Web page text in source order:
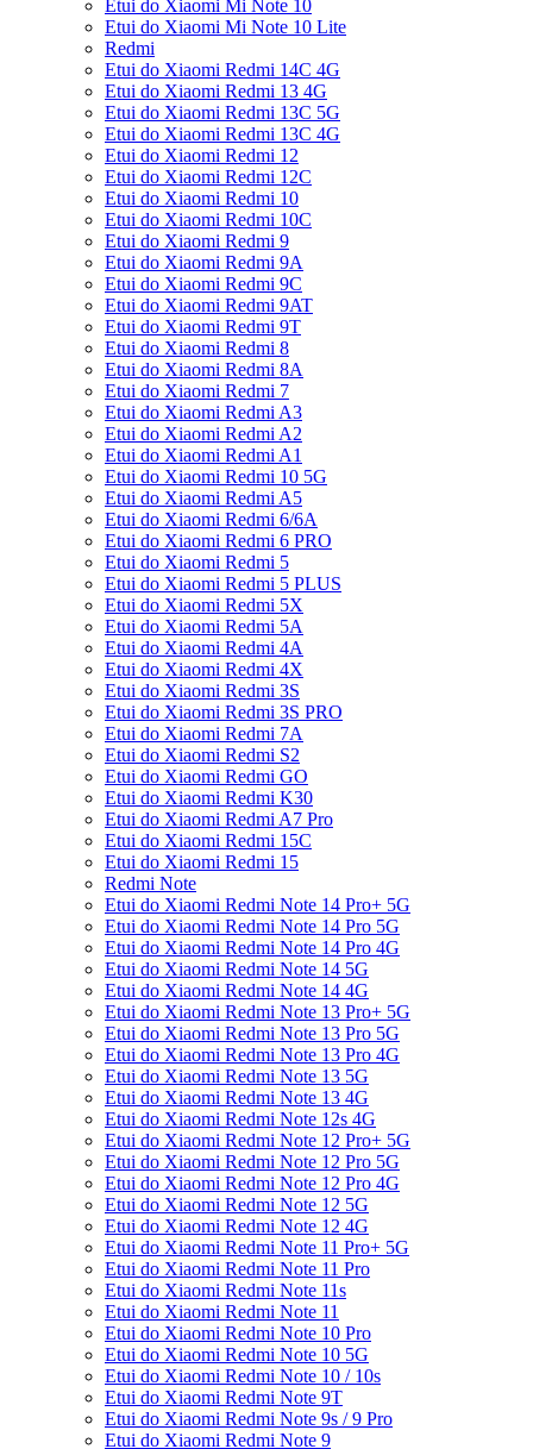
Etui do Xiaomi Mi Note 10
Etui do Xiaomi Mi Note 10 Lite
Redmi
Etui do Xiaomi Redmi 14C 4G
Etui do Xiaomi Redmi 13 4G
Etui do Xiaomi Redmi 13C 5G
Etui do Xiaomi Redmi 13C 4G
Etui do Xiaomi Redmi 12
Etui do Xiaomi Redmi 12C
Etui do Xiaomi Redmi 10
Etui do Xiaomi Redmi 10C
Etui do Xiaomi Redmi 9
Etui do Xiaomi Redmi 9A
Etui do Xiaomi Redmi 9C
Etui do Xiaomi Redmi 9AT
Etui do Xiaomi Redmi 9T
Etui do Xiaomi Redmi 8
Etui do Xiaomi Redmi 8A
Etui do Xiaomi Redmi 7
Etui do Xiaomi Redmi A3
Etui do Xiaomi Redmi A2
Etui do Xiaomi Redmi A1
Etui do Xiaomi Redmi 10 5G
Etui do Xiaomi Redmi A5
Etui do Xiaomi Redmi 6/6A
Etui do Xiaomi Redmi 6 PRO
Etui do Xiaomi Redmi 5
Etui do Xiaomi Redmi 5 PLUS
Etui do Xiaomi Redmi 5X
Etui do Xiaomi Redmi 5A
Etui do Xiaomi Redmi 4A
Etui do Xiaomi Redmi 4X
Etui do Xiaomi Redmi 3S
Etui do Xiaomi Redmi 3S PRO
Etui do Xiaomi Redmi 7A
Etui do Xiaomi Redmi S2
Etui do Xiaomi Redmi GO
Etui do Xiaomi Redmi K30
Etui do Xiaomi Redmi A7 Pro
Etui do Xiaomi Redmi 15C
Etui do Xiaomi Redmi 15
Redmi Note
Etui do Xiaomi Redmi Note 14 Pro+ 5G
Etui do Xiaomi Redmi Note 14 Pro 5G
Etui do Xiaomi Redmi Note 14 Pro 4G
Etui do Xiaomi Redmi Note 14 5G
Etui do Xiaomi Redmi Note 14 4G
Etui do Xiaomi Redmi Note 13 Pro+ 5G
Etui do Xiaomi Redmi Note 13 Pro 5G
Etui do Xiaomi Redmi Note 13 Pro 4G
Etui do Xiaomi Redmi Note 13 5G
Etui do Xiaomi Redmi Note 13 4G
Etui do Xiaomi Redmi Note 12s 4G
Etui do Xiaomi Redmi Note 12 Pro+ 5G
Etui do Xiaomi Redmi Note 12 Pro 5G
Etui do Xiaomi Redmi Note 12 Pro 4G
Etui do Xiaomi Redmi Note 12 5G
Etui do Xiaomi Redmi Note 12 4G
Etui do Xiaomi Redmi Note 11 Pro+ 5G
Etui do Xiaomi Redmi Note 11 Pro
Etui do Xiaomi Redmi Note 11s
Etui do Xiaomi Redmi Note 11
Etui do Xiaomi Redmi Note 10 Pro
Etui do Xiaomi Redmi Note 10 5G
Etui do Xiaomi Redmi Note 10 / 10s
Etui do Xiaomi Redmi Note 9T
Etui do Xiaomi Redmi Note 9s / 9 Pro
Etui do Xiaomi Redmi Note 9